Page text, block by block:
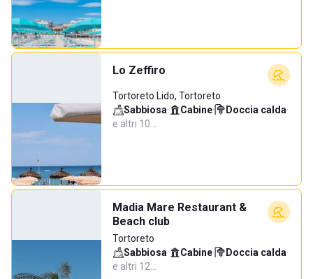
Lo Zeffiro
Tortoreto Lido, Tortoreto
Sabbiosa· Cabine· Doccia calda·
e altri 10…
Madia Mare Restaurant &
Beach club
Tortoreto
Sabbiosa· Cabine· Doccia calda·
e altri 12…